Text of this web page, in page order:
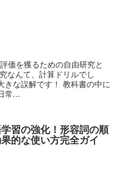
価を獲るための自由研究と
なんて、計算ドリルでし
きな誤解です！ 教科書の中に
常...
学習の強化！形容詞の順
的な使い方完全ガイ